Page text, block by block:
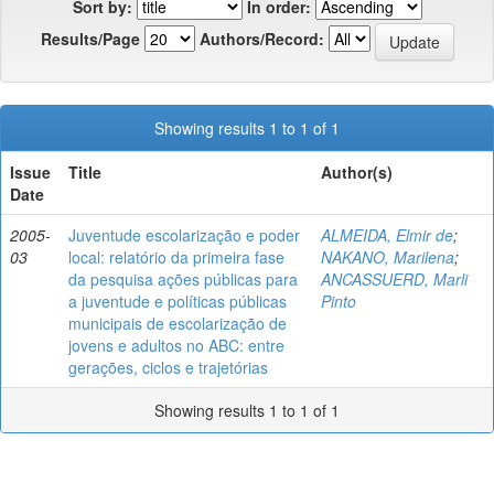
Sort by:
In order:
Results/Page
Authors/Record:
Showing results 1 to 1 of 1
Issue
Date
Title Author(s)
2005-
03
Juventude escolarização e poder
local: relatório da primeira fase
da pesquisa ações públicas para
a juventude e políticas públicas
municipais de escolarização de
jovens e adultos no ABC: entre
gerações, ciclos e trajetórias
ALMEIDA, Elmir de;
NAKANO, Marilena;
ANCASSUERD, Marli
Pinto
Showing results 1 to 1 of 1